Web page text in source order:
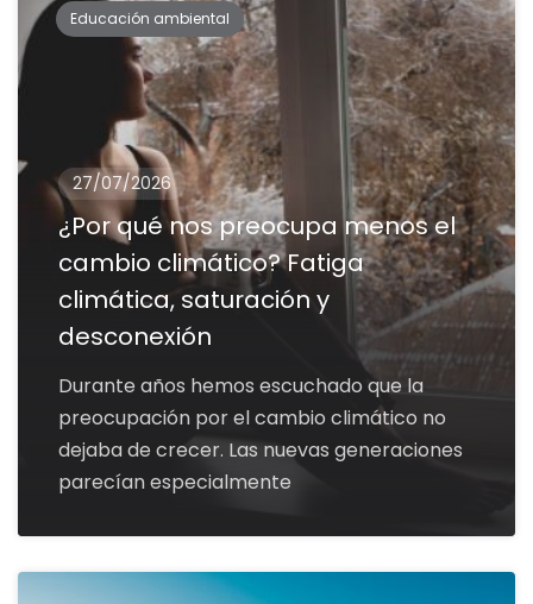
Educación ambiental
27/07/2026
¿Por qué nos preocupa menos el
cambio climático? Fatiga
climática, saturación y
desconexión
Durante años hemos escuchado que la
preocupación por el cambio climático no
dejaba de crecer. Las nuevas generaciones
parecían especialmente